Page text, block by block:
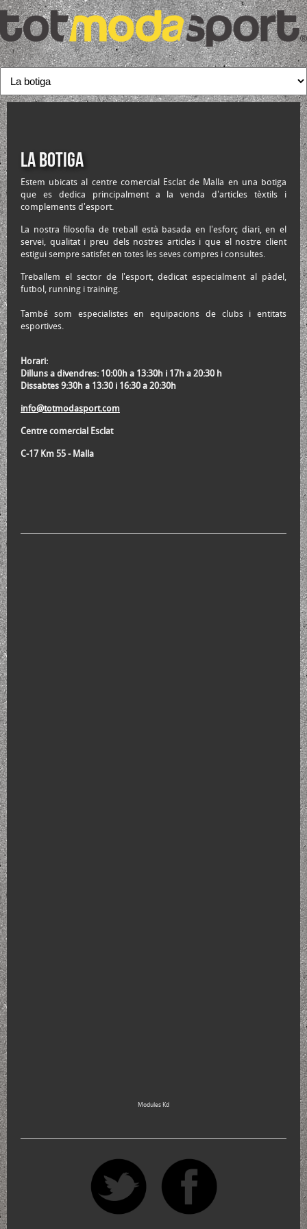
La botiga
Estem ubicats al centre comercial Esclat de Malla en una botiga
que es dedica principalment a la venda d'articles tèxtils i
complements d'esport.
La nostra filosofia de treball està basada en l'esforç diari, en el
servei, qualitat i preu dels nostres articles i que el nostre client
estigui sempre satisfet en totes les seves compres i consultes.
Treballem el sector de l'esport, dedicat especialment al pàdel,
futbol, running i training.
També som especialistes en equipacions de clubs i entitats
esportives.
Horari:
Dilluns a divendres: 10:00h a 13:30h i 17h a 20:30 h
Dissabtes 9:30h a 13:30 i 16:30 a 20:30h
info@totmodasport.com
Centre comercial Esclat
C-17 Km 55 - Malla
Modules Kd